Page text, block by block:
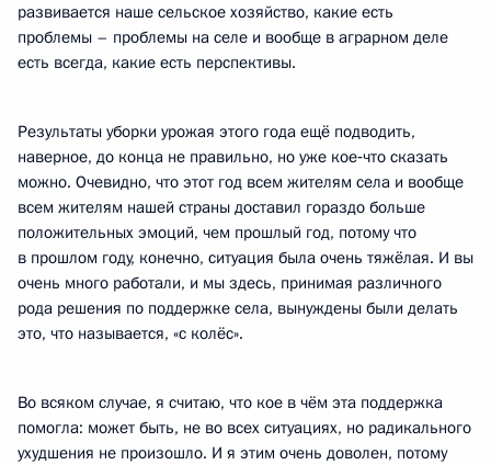
развивается наше сельское хозяйство, какие есть
проблемы – проблемы на селе и вообще в аграрном деле
есть всегда, какие есть перспективы.
Результаты уборки урожая этого года ещё подводить,
наверное, до конца не правильно, но уже кое‑что сказать
можно. Очевидно, что этот год всем жителям села и вообще
всем жителям нашей страны доставил гораздо больше
положительных эмоций, чем прошлый год, потому что
в прошлом году, конечно, ситуация была очень тяжёлая. И вы
очень много работали, и мы здесь, принимая различного
рода решения по поддержке села, вынуждены были делать
это, что называется, «с колёс».
Во всяком случае, я считаю, что кое в чём эта поддержка
помогла: может быть, не во всех ситуациях, но радикального
ухудшения не произошло. И я этим очень доволен, потому